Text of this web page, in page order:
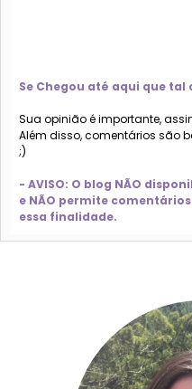
Se Chegou até aqui que tal
Sua opinião é importante,
Além disso, comentários são
;)
- AVISO: O blog NÃO
e NÃO permite
essa finalidade.